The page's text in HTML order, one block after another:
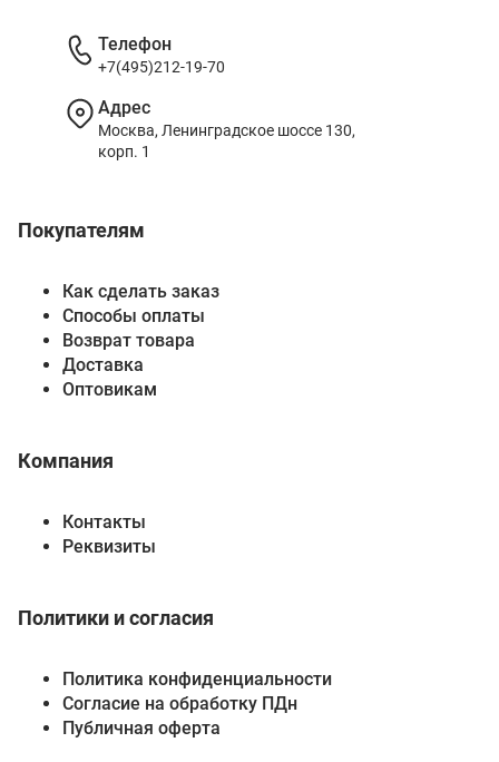
Покупателям
Как сделать заказ
Способы оплаты
Возврат товара
Доставка
Оптовикам
Компания
Контакты
Реквизиты
Политики и согласия
Политика конфиденциальности
Согласие на обработку ПДн
Публичная оферта
Телефон
+7(495)212-19-70
Адрес
Москва, Ленинградское шоссе 130,
корп. 1